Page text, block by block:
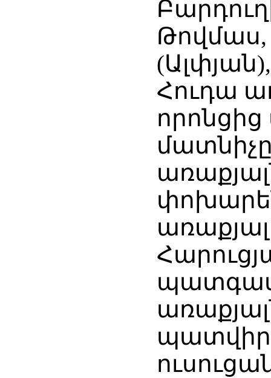
Հուդա
որոնցից